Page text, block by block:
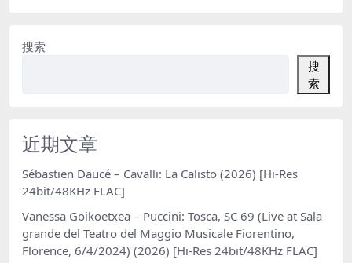
搜索
搜
索
近期文章
Sébastien Daucé – Cavalli: La Calisto (2026) [Hi-Res
24bit/48KHz FLAC]
Vanessa Goikoetxea – Puccini: Tosca, SC 69 (Live at Sala
grande del Teatro del Maggio Musicale Fiorentino,
Florence, 6/4/2024) (2026) [Hi-Res 24bit/48KHz FLAC]